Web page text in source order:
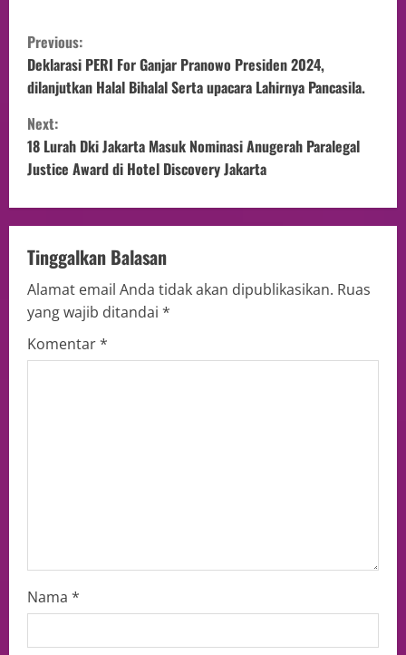
Previous:
Deklarasi PERI For Ganjar Pranowo Presiden 2024,
dilanjutkan Halal Bihalal Serta upacara Lahirnya Pancasila.
Next:
18 Lurah Dki Jakarta Masuk Nominasi Anugerah Paralegal
Justice Award di Hotel Discovery Jakarta
Tinggalkan Balasan
Alamat email Anda tidak akan dipublikasikan. Ruas
yang wajib ditandai *
Komentar*
Nama *